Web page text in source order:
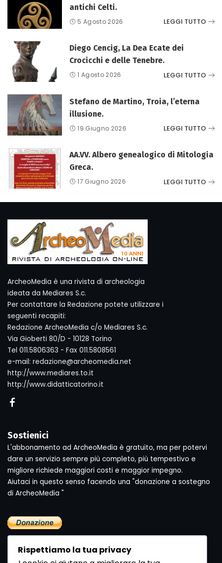
antichi Celti.
5 Agosto 2026 LEGGI TUTTO
Diego Cencig, La Dea Ecate dei
Crocicchi e delle Tenebre.
1 Agosto 2026 LEGGI TUTTO
Stefano de Martino, Troia, l’eterna
illusione.
19 Giugno 2026 LEGGI TUTTO
AA.VV. Albero genealogico di Mitologia
Greca.
17 Giugno 2026 LEGGI TUTTO
ArcheoMedia è una rivista di archeologia
ideata da Mediares S.c.
Per contattare la Redazione potete utilizzare i
seguenti recapiti:
Redazione ArcheoMedia c/o Mediares S.c.
Via Gioberti 80/D - 10128 Torino
Tel 011.5806363 - Fax 011.5808561
e-mail: redazione@archeomedia.net
http://www.mediares.to.it
http://www.didatticatorino.it
Sostienici
L'abbonamento ad ArcheoMedia è gratuito, ma per potervi
dare un servizio sempre più completo, più tempestivo e
migliore richiede maggiori costi e maggior impegno.
Aiutaci in questo senso facendo una "donazione a sostegno
di ArcheoMedia "
Rispettiamo la tua privacy